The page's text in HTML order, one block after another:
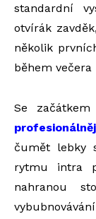
standardní
otvírák
několik
během
Se
čumět lebky
rytmu intra
nahranou